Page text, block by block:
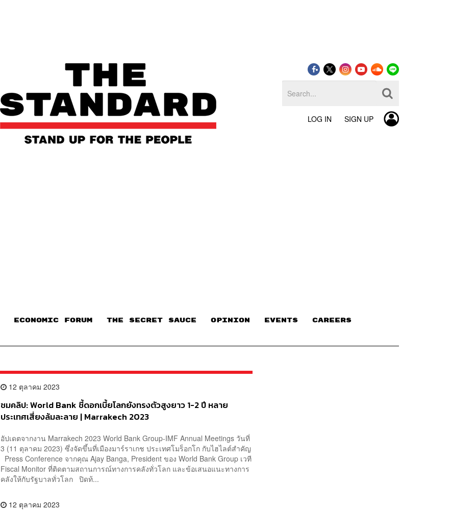
LOG IN SIGN UP
ECONOMIC FORUM THE SECRET SAUCE​ OPINION EVENTS CAREERS
12 ตุลาคม 2023
ชมคลิป: World Bank ชี้ดอกเบี้ยโลกยังทรงตัวสูงยาว 1-2 ปี หลาย
ประเทศเสี่ยงล้มละลาย | Marrakech 2023
อัปเดตจากงาน Marrakech 2023 World Bank Group-IMF Annual Meetings วันที่
3 (11 ตุลาคม 2023) ซึ่งจัดขึ้นที่เมืองมาร์ราเกช ประเทศโมร็อกโก กับไฮไลต์สำคัญ
Press Conference จากคุณ Ajay Banga, President ของ World Bank Group เวที
Fiscal Monitor ที่ติดตามสถานการณ์ทางการคลังทั่วโลก และข้อเสนอแนะทางการ
คลังให้กับรัฐบาลทั่วโลก ปิดท้...
12 ตุลาคม 2023